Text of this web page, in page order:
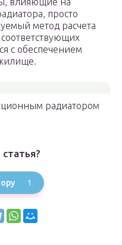
просто
метод расчета
с обеспечением
радиатором
1